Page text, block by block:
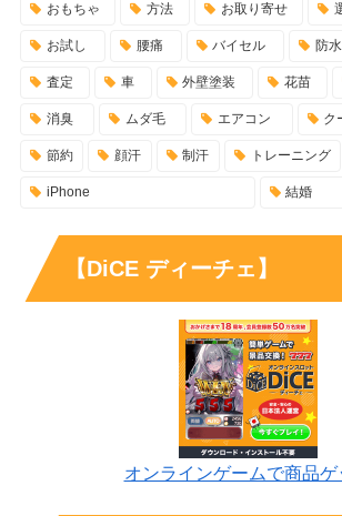
おもちゃ 方法 お取り寄せ
お試し 腰痛 バイセル 防水
査定 車 外壁塗装 花苗
消臭 ムダ毛 エアコン ク
節約 顔汗 制汗 トレーニング
iPhone 結婚
【DiCE ディーチェ】
オンラインゲームで商品ゲ